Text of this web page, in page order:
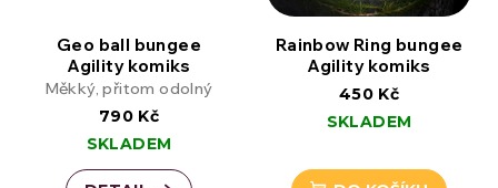
Geo ball bungee
Agility komiks
Měkký, přitom odolný
790 Kč
SKLADEM
Rainbow Ring bungee
Agility komiks
450 Kč
SKLADEM